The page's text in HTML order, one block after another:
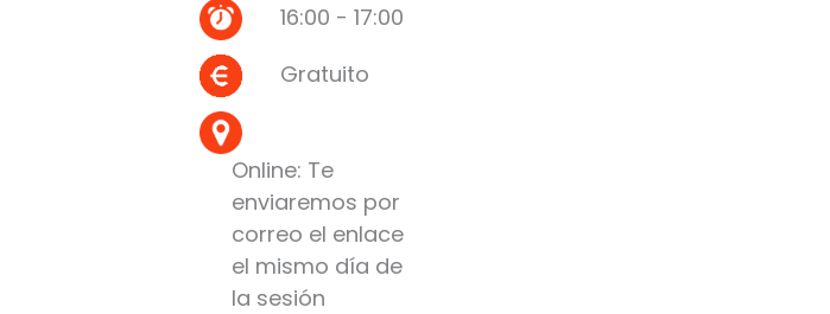
16:00 - 17:00
Gratuito
Online: Te
enviaremos por
correo el enlace
el mismo día de
la sesión